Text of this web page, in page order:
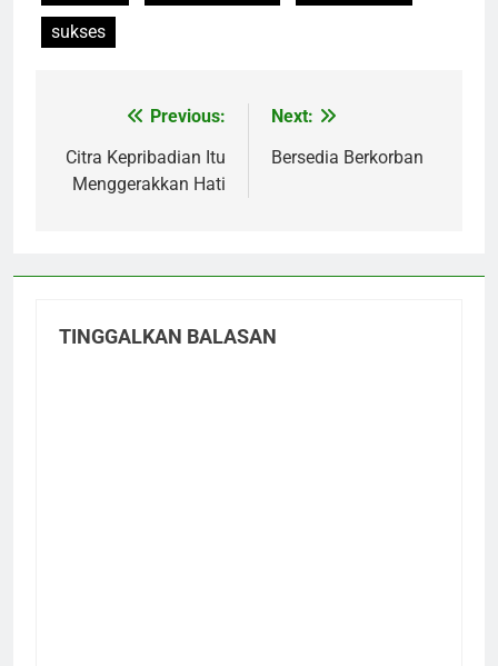
sukses
Navigasi
pos
Previous:
Citra Kepribadian Itu
Menggerakkan Hati
Next:
Bersedia Berkorban
TINGGALKAN BALASAN